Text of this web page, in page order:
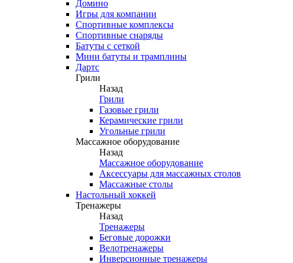
Домино
Игры для компании
Спортивные комплексы
Спортивные снаряды
Батуты с сеткой
Мини батуты и трамплины
Дартс
Грили
Назад
Грили
Газовые грили
Керамические грили
Угольные грили
Массажное оборудование
Назад
Массажное оборудование
Аксессуары для массажных столов
Массажные столы
Настольный хоккей
Тренажеры
Назад
Тренажеры
Беговые дорожки
Велотренажеры
Инверсионные тренажеры